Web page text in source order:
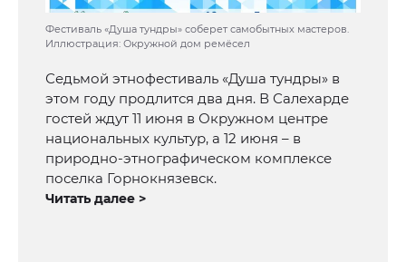
Фестиваль «Душа тундры» соберет самобытных мастеров.
Иллюстрация: Окружной дом ремёсел
Седьмой этнофестиваль «Душа тундры» в
этом году продлится два дня. В Салехарде
гостей ждут 11 июня в Окружном центре
национальных культур, а 12 июня – в
природно-этнографическом комплексе
поселка Горнокнязевск.
Читать далее >